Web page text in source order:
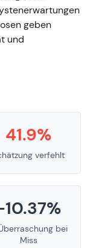
geben
und
41.9%
verfehlt
bei
Miss